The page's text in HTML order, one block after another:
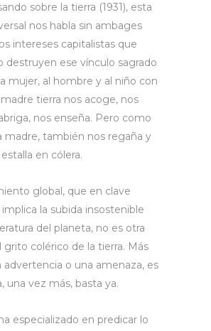
sobre la tierra (1931), esta
nos habla sin ambages
intereses capitalistas que
destruyen ese vínculo sagrado
mujer, al hombre y al niño con
madre tierra nos acoge, nos
nos enseña. Pero como
madre, también nos regaña y
en cólera.
global, que en clave
la subida insostenible
del planeta, no es otra
grito colérico de la tierra. Más
advertencia o una amenaza, es
una vez más, basta ya.
especializado en predicar lo